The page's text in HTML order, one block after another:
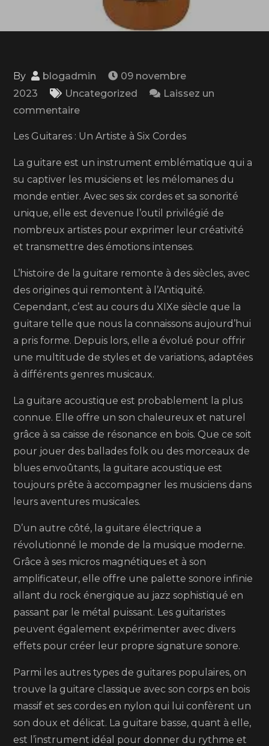
By blogadmin
09 novembre
2023
Uncategorized
Laissez un
commentaireon
Guitares
Un
Voyage
Musical
à
Travers
Cordes
Les Guitares : Un Artiste à Six Cordes
La guitare est un instrument emblématique qui a
su captiver les musiciens et les mélomanes du
monde entier. Avec ses six cordes et sa sonorité
unique, elle est devenue l’outil privilégié de
nombreux artistes pour exprimer leur créativité
et transmettre des émotions intenses.
L’histoire de la guitare remonte à des siècles, avec
des origines qui remontent à l’Antiquité.
Cependant, c’est au cours du XIXe siècle que la
guitare telle que nous la connaissons aujourd’hui
a pris forme. Depuis lors, elle a évolué pour offrir
une multitude de styles et de variations, adaptées
à différents genres musicaux.
La guitare acoustique est probablement la plus
connue. Elle offre un son chaleureux et naturel
grâce à sa caisse de résonance en bois. Que ce soit
pour jouer des ballades folk ou des morceaux de
blues envoûtants, la guitare acoustique est
toujours prête à accompagner les musiciens dans
leurs aventures musicales.
D’un autre côté, la guitare électrique a
révolutionné le monde de la musique moderne.
Grâce à ses micros magnétiques et à son
amplificateur, elle offre une palette sonore infinie
allant du rock énergique au jazz sophistiqué en
passant par le métal puissant. Les guitaristes
peuvent également expérimenter avec divers
effets pour créer leur propre signature sonore.
Parmi les autres types de guitares populaires, on
trouve la guitare classique avec son corps en bois
massif et ses cordes en nylon qui lui confèrent un
son doux et délicat. La guitare basse, quant à elle,
est l’instrument idéal pour donner du rythme et